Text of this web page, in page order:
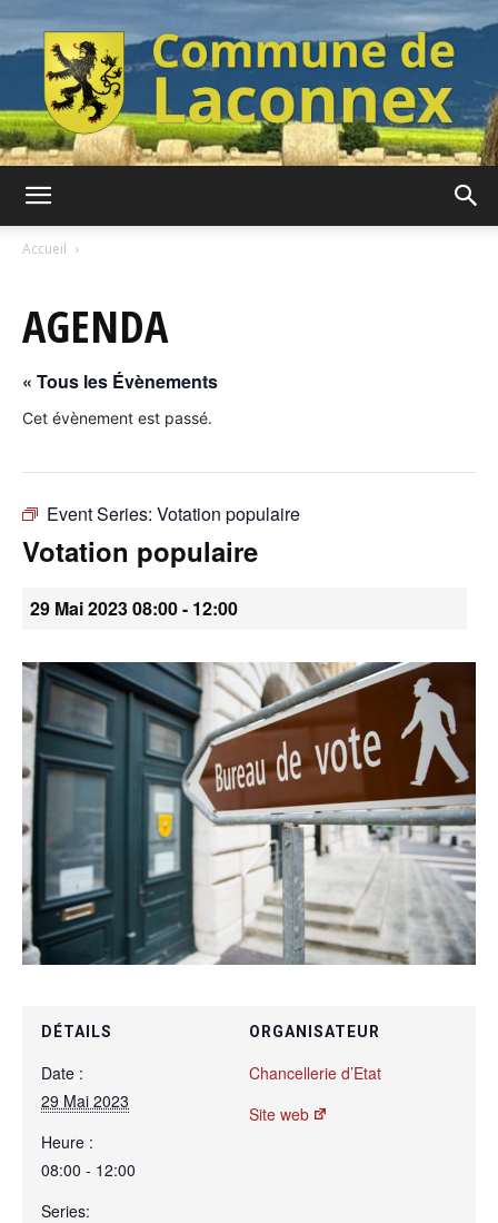
Laconnex
Canton
Genève
Accueil
AGENDA
« Tous les Évènements
Cet évènement est passé.
Event Series: Votation populaire
Votation populaire
29 Mai 2023 08:00- 12:00
DÉTAILS
Date :
29 Mai 2023
Heure :
08:00 - 12:00
Series:
ORGANISATEUR
Chancellerie d’Etat
Site web